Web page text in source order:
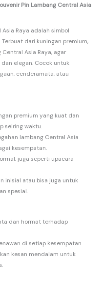
Pin Lambang Central Asia
Raya adalah simbol
dari kuningan premium,
Asia Raya, agar
elegan. Cocok untuk
cenderamata, atau
premium yang kuat dan
seiring waktu.
lambang Central Asia
kesempatan.
juga seperti upacara
inisial atau bisa juga untuk
spesial.
dan hormat terhadap
di setiap kesempatan.
kesan mendalam untuk